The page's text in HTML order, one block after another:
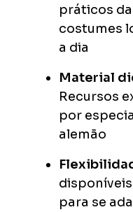
práticos
costumes
a dia
Material
Recursos
por
alemão
para se